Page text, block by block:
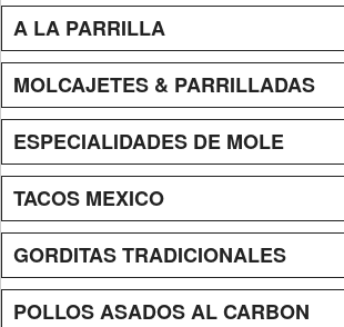
A LA PARRILLA
MOLCAJETES & PARRILLADAS
ESPECIALIDADES DE MOLE
TACOS MEXICO
GORDITAS TRADICIONALES
POLLOS ASADOS AL CARBON